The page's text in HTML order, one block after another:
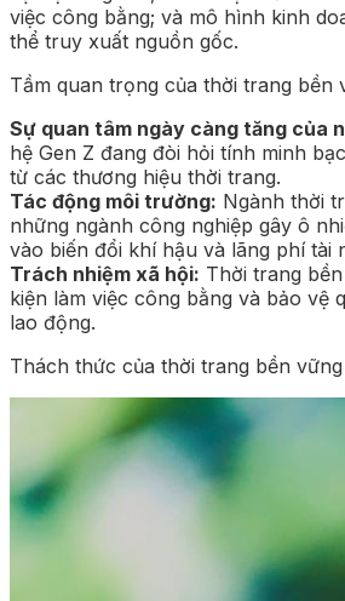
việc công bằng; và mô hình kinh
thể truy xuất nguồn gốc.
Tầm quan trọng của thời trang bền
Sự quan tâm ngày càng tăng của
hệ Gen Z đang đòi hỏi tính minh
từ các thương hiệu thời trang.
Tác động môi trường: Ngành thời
những ngành công nghiệp gây ô
vào biến đổi khí hậu và lãng phí tài
Trách nhiệm xã hội: Thời trang
kiện làm việc công bằng và bảo vệ
lao động.
Thách thức của thời trang bền vững